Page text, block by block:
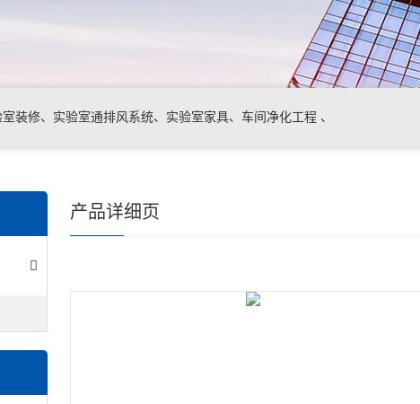
装修、实验室通排风系统、实验室家具、车间净化工程 、
产品详细页